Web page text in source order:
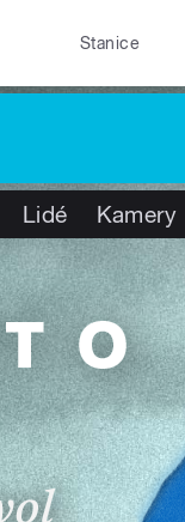
Stanice
Lidé Kamery